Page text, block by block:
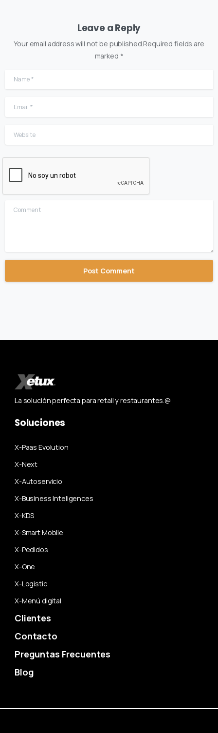
Leave a Reply
Your email address will not be published.Required fields are
marked *
Name
Email
Website
Comment
La solución perfecta para retail y restaurantes.@
Soluciones
X-Paas Evolution
X-Next
X-Autoservicio
X-Business Inteligences
X-KDS
X-Smart Mobile
X-Pedidos
X-One
X-Logistic
X-Menú digital
Clientes
Contacto
Preguntas Frecuentes
Blog